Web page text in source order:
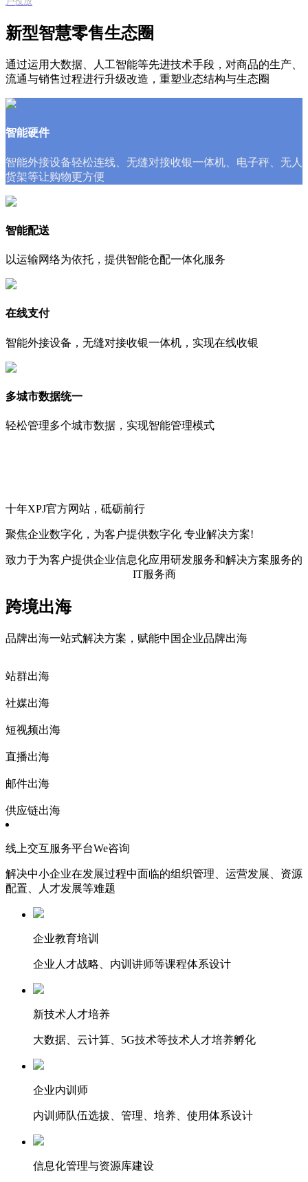
新型智慧零售生态圈
通过运用大数据、人工智能等先进技术手段，对商品的生产、
流通与销售过程进行升级改造，重塑业态结构与生态圈
智能硬件
智能外接设备轻松连线、无缝对接收银一体机、电子秤、无人
货架等让购物更方便
智能配送
以运输网络为依托，提供智能仓配一体化服务
在线支付
智能外接设备，无缝对接收银一体机，实现在线收银
多城市数据统一
轻松管理多个城市数据，实现智能管理模式
十年XPJ官方网站，砥砺前行
聚焦企业数字化， 为客户提供数字化 专业解决方案!
致力于为客户提供企业信息化应用研发服务和解决方案服务的
IT服务商
跨境出海
品牌出海一站式解决方案，赋能中国企业品牌出海
站群出海
社媒出海
短视频出海
直播出海
邮件出海
供应链出海
线上交互服务平台We咨询
解决中小企业在发展过程中面临的组织管理、运营发展、资源
配置、人才发展等难题
企业教育培训
企业人才战略、内训讲师等课程体系设计
新技术人才培养
大数据、云计算、5G技术等技术人才培养孵化
企业内训师
内训师队伍选拔、管理、培养、使用体系设计
信息化管理与资源库建设